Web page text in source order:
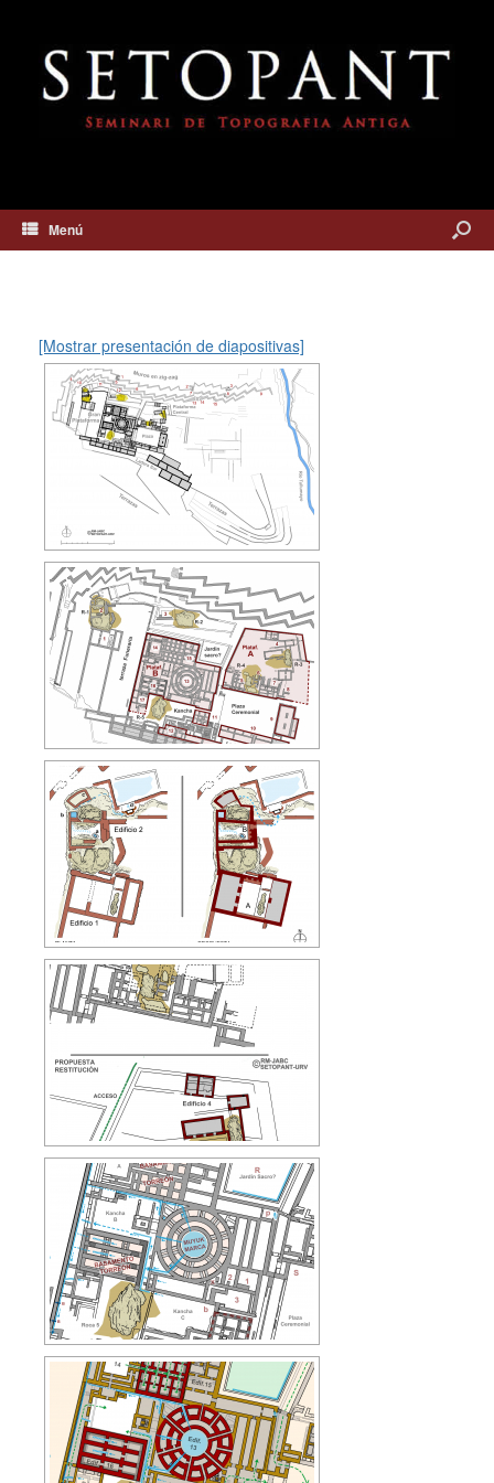
Menú
[Mostrar presentación de diapositivas]